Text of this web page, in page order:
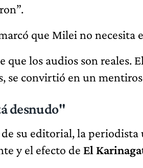
que Milei no necesita
que los audios son reales.
se convirtió en un
desnudo"
de su editorial, la
y el efecto de El